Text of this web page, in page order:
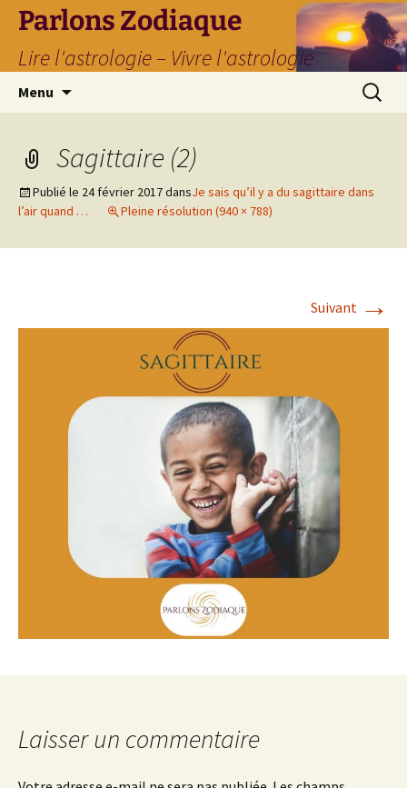
Parlons Zodiaque
Lire l'astrologie – Vivre l'astrologie
Menu
Sagittaire (2)
Publié le 24 février 2017dansJe sais qu’il y a du sagittaire dans
l’air quand …
Pleine résolution (940 × 788)
Suivant →
Laisser un commentaire